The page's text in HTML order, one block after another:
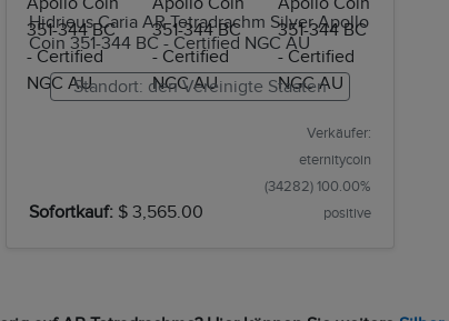
Hidrieus Caria AR Tetradrachm Silver Apollo
Coin 351-344 BC - Certified NGC AU
Standort: den Vereinigte Staaten
Sofortkauf: $ 3,565.00
Verkäufer:
eternitycoin
(34282) 100.00%
positive